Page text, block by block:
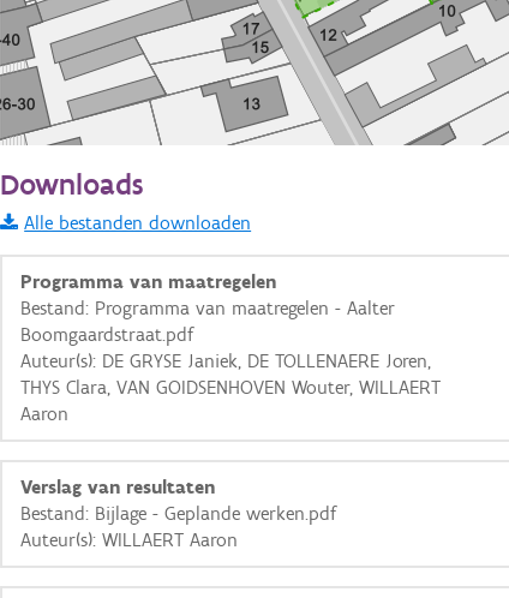
Informatie Vlaanderen
i
+ −
Basis Lagen
OSM-Basiskaart
Downloads
Alle bestanden downloaden
Programma van maatregelen
Bestand: Programma van maatregelen - Aalter
Boomgaardstraat.pdf
Auteur(s): DE GRYSE Janiek, DE TOLLENAERE Joren,
THYS Clara, VAN GOIDSENHOVEN Wouter, WILLAERT
Aaron
Verslag van resultaten
Bestand: Bijlage - Geplande werken.pdf
Auteur(s): WILLAERT Aaron